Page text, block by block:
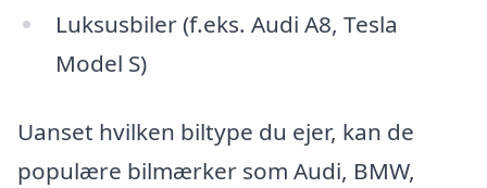
Luksusbiler (f.eks. Audi A8, Tesla
Model S)
Uanset hvilken biltype du ejer, kan de
populære bilmærker som Audi, BMW,